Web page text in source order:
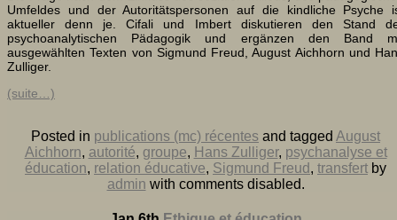
Umfeldes und der Autoritätspersonen auf die kindliche Psyche
aktueller denn je. Cifali und Imbert diskutieren den Stand
psychoanalytischen Pädagogik und ergänzen den Band
ausgewählten Texten von Sigmund Freud, August Aichhorn und
Zulliger.
(suite…)
Posted in publications (mc) récentes and tagged August
Aichhorn, autorité, groupe, Hans Zulliger, psychanalyse et
éducation, relation éducative, Sigmund Freud , transfert by
admin with comments disabled.